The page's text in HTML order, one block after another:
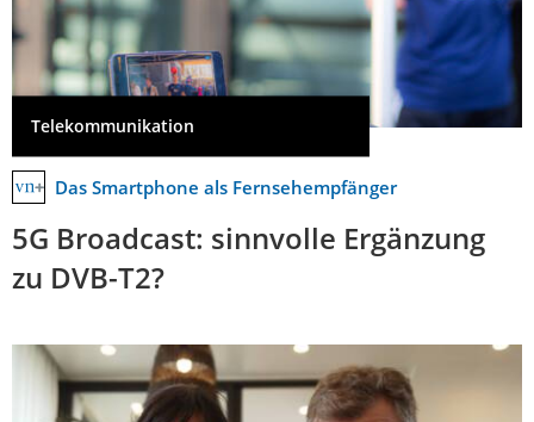
Telekommunikation
Das Smartphone als Fernsehempfänger
5G Broadcast: sinnvolle Ergänzung
zu DVB-T2?